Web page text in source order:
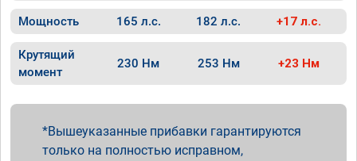
Мощность 165 л.с. 182 л.с. +17 л.с.
Крутящий
момент
230 Нм 253 Нм +23 Нм
Вышеуказанные прибавки гарантируются
только на полностью исправном,